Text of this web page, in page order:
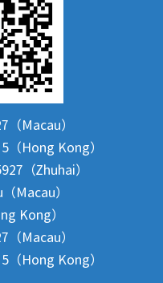
（Macau）
（Hong Kong）
（Zhuhai）
Macau）
Kong）
（Macau）
（Hong Kong）